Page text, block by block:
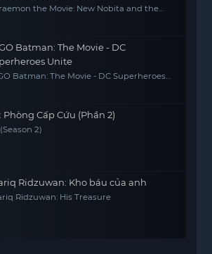
the Movie: New Nobita and the
Batman: The Movie - DC
Unite
Batman: The Movie - DC Superheroes
Phòng Cấp Cứu (Phần 2)
2)
Ridzuwan: Kho báu của anh
Ridzuwan: His Treasure